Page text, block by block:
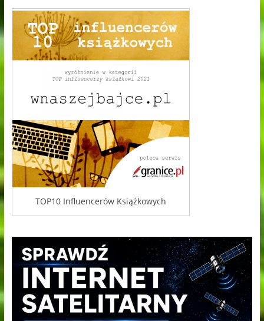
TOP10 Influencerów Książkowych